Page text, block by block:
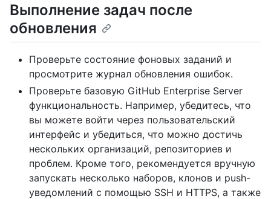
Выполнение задач после
обновления
Проверьте состояние фоновых заданий и
просмотрите журнал обновления ошибок.
Проверьте базовую GitHub Enterprise Server
функциональность. Например, убедитесь, что
вы можете войти через пользовательский
интерфейс и убедиться, что можно достичь
нескольких организаций, репозиториев и
проблем. Кроме того, рекомендуется вручную
запускать несколько наборов, клонов и push-
уведомлений с помощью SSH и HTTPS, а также